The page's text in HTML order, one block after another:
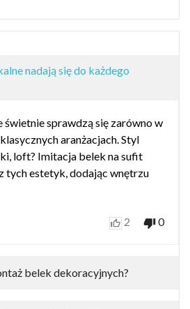
nadają się do każdego
świetnie sprawdzą się zarówno w
aranżacjach. Styl
loft? Imitacja belek na sufit
tych estetyk, dodając wnętrzu
2 0
belek dekoracyjnych?